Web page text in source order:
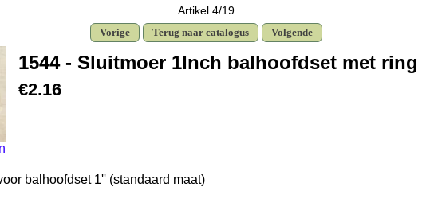
Artikel 4/19
Vorige Terug naar catalogus Volgende
1544 - Sluitmoer 1Inch balhoofdset met ring
€2.16
balhoofdset 1'' (standaard maat)